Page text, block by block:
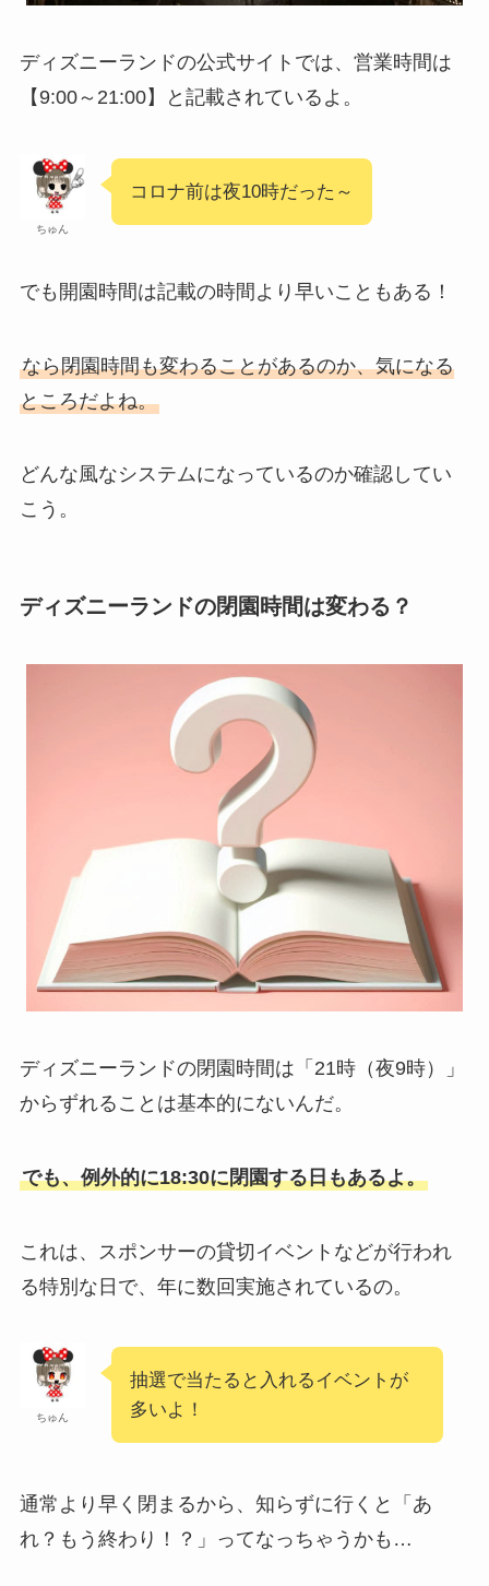
ディズニーランドの公式サイトでは、営業時間は
【9:00～21:00】と記載されているよ。
ちゅん
コロナ前は夜10時だった～
でも開園時間は記載の時間より早いこともある！
なら閉園時間も変わることがあるのか、気になる
ところだよね。
どんな風なシステムになっているのか確認してい
こう。
ディズニーランドの閉園時間は変わる？
ディズニーランドの閉園時間は「21時（夜9時）」
からずれることは基本的にないんだ。
でも、例外的に18:30に閉園する日もあるよ。
これは、スポンサーの貸切イベントなどが行われ
る特別な日で、年に数回実施されているの。
ちゅん
抽選で当たると入れるイベントが
多いよ！
通常より早く閉まるから、知らずに行くと「あ
れ？もう終わり！？」ってなっちゃうかも…